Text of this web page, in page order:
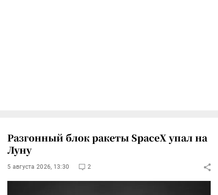
Разгонный блок ракеты SpaceX упал на
Луну
5 августа 2026, 13:30 2